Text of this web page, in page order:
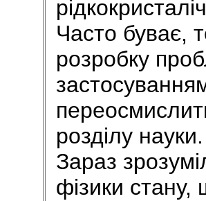
Часто буває,
розробку
розділу
Зараз
фізики